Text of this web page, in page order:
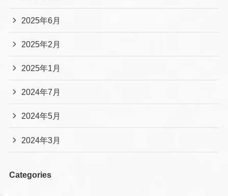
2025年6月
2025年2月
2025年1月
2024年7月
2024年5月
2024年3月
Categories